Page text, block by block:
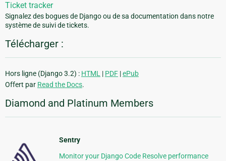
Ticket tracker
Signalez des bogues de Django ou de sa documentation dans notre
système de suivi de tickets.
Télécharger :
Hors ligne (Django 3.2) : HTML | PDF |ePub
Offert par Read the Docs.
Diamond and Platinum Members
Sentry
Monitor your Django Code Resolve performance